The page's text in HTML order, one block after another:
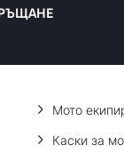
Мото
Каски за